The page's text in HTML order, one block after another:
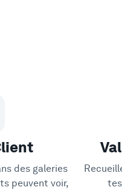
des galeries
peuvent voir,